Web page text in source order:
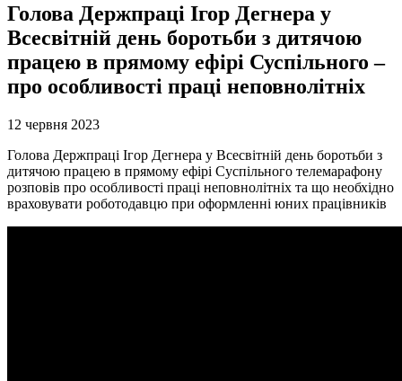
Голова Держпраці Ігор Дегнера у
Всесвітній день боротьби з дитячою
працею в прямому ефірі Суспільного –
про особливості праці неповнолітніх
12 червня 2023
Голова Держпраці Ігор Дегнера у Всесвітній день боротьби з
дитячою працею в прямому ефірі Суспільного телемарафону
розповів про особливості праці неповнолітніх та що необхідно
враховувати роботодавцю при оформленні юних працівників